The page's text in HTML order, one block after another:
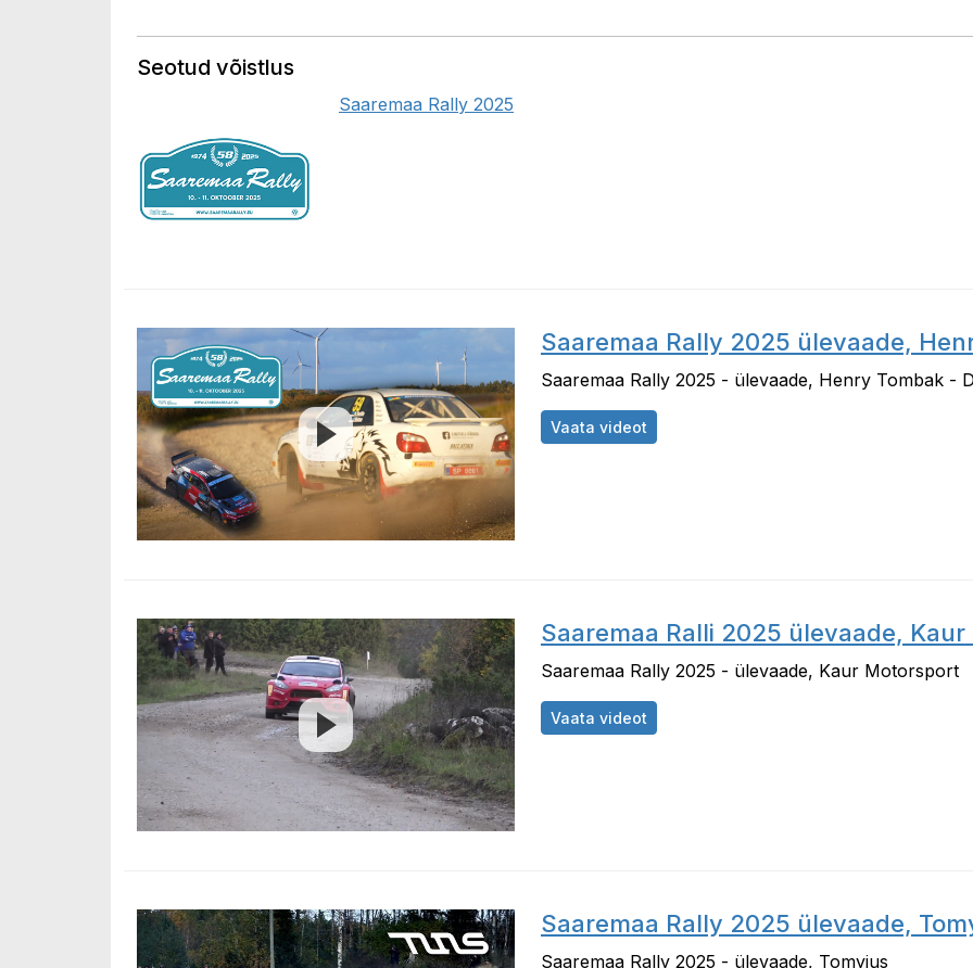
Seotud võistlus
Saaremaa Rally 2025
Saaremaa Rally 2025 ülevaade,
Saaremaa Rally 2025 - ülevaade, Henry Tombak -
Vaata videot
Saaremaa Ralli 2025 ülevaade,
Saaremaa Rally 2025 - ülevaade, Kaur Motorsport
Vaata videot
Saaremaa Rally 2025 ülevaade,
Saaremaa Rally 2025 - ülevaade, Tomyjus